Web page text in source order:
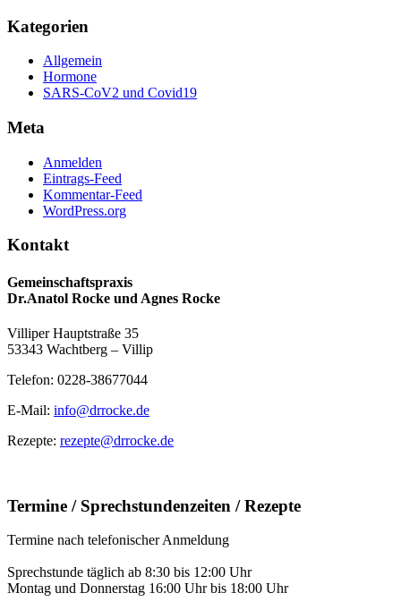
Kategorien
Allgemein
Hormone
SARS-CoV2 und Covid19
Meta
Anmelden
Eintrags-Feed
Kommentar-Feed
WordPress.org
Kontakt
Gemeinschaftspraxis
Dr.Anatol Rocke und Agnes Rocke
Villiper Hauptstraße 35
53343 Wachtberg – Villip
Telefon: 0228-38677044
E-Mail: info@drrocke.de
Rezepte: rezepte@drrocke.de
Termine / Sprechstundenzeiten / Rezepte
Termine nach telefonischer Anmeldung
Sprechstunde täglich ab 8:30 bis 12:00 Uhr
Montag und Donnerstag 16:00 Uhr bis 18:00 Uhr